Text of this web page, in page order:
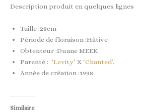
Description produit en quelques lignes
Taille :28cm
Période de floraison :Hâtive
Obtenteur :Duane MEEK
Parenté : ‘Levity’ X ‘Chanted’.
Année de création :1998
Similaire